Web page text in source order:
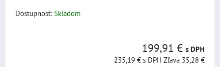
Dostupnosť: Skladom
199,91 € s DPH
235,19 €s DPH Zľava 35,28 €